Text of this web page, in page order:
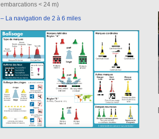
embarcations < 24 m)
– La navigation de 2 à 6 miles